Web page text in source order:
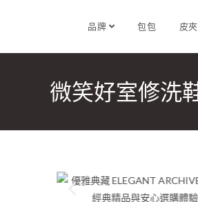
品牌 包包 皮夾
微笑好室修洗